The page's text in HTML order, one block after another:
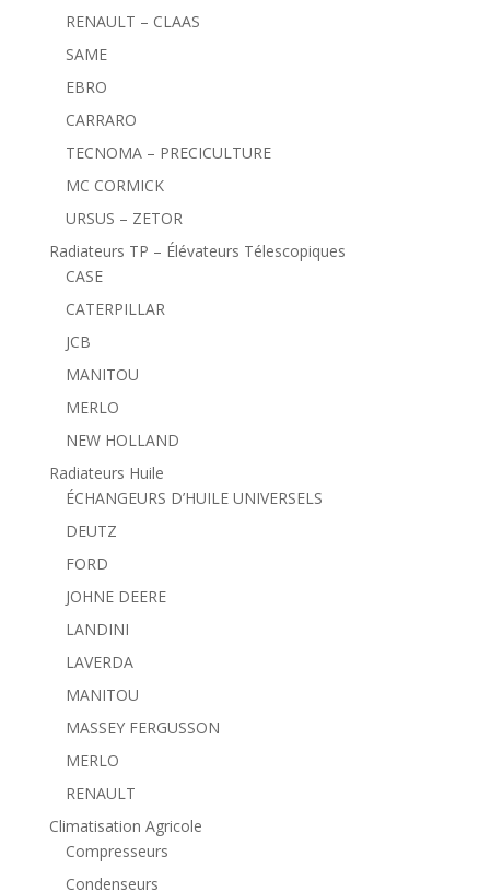
RENAULT – CLAAS
SAME
EBRO
CARRARO
TECNOMA – PRECICULTURE
MC CORMICK
URSUS – ZETOR
Radiateurs TP – Élévateurs Télescopiques
CASE
CATERPILLAR
JCB
MANITOU
MERLO
NEW HOLLAND
Radiateurs Huile
ÉCHANGEURS D’HUILE UNIVERSELS
DEUTZ
FORD
JOHNE DEERE
LANDINI
LAVERDA
MANITOU
MASSEY FERGUSSON
MERLO
RENAULT
Climatisation Agricole
Compresseurs
Condenseurs